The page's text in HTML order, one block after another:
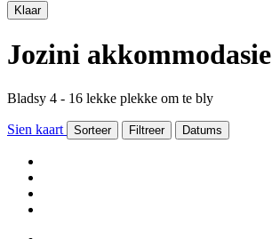
Klaar
Jozini akkommodasie
Bladsy 4 - 16 lekke plekke om te bly
Sien kaart Sorteer Filtreer Datums